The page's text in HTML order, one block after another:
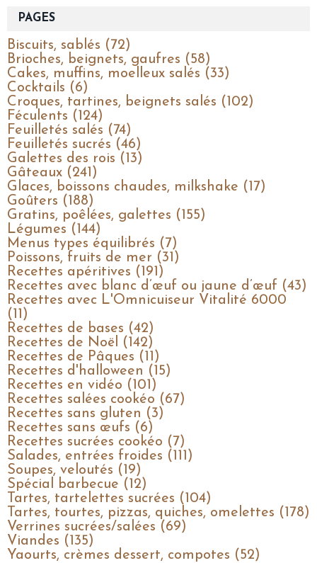
PAGES
Biscuits, sablés (72)
Brioches, beignets, gaufres (58)
Cakes, muffins, moelleux salés (33)
Cocktails (6)
Croques, tartines, beignets salés (102)
Féculents (124)
Feuilletés salés (74)
Feuilletés sucrés (46)
Galettes des rois (13)
Gâteaux (241)
Glaces, boissons chaudes, milkshake (17)
Goûters (188)
Gratins, poêlées, galettes (155)
Légumes (144)
Menus types équilibrés (7)
Poissons, fruits de mer (31)
Recettes apéritives (191)
Recettes avec blanc d’œuf ou jaune d’œuf (43)
Recettes avec L'Omnicuiseur Vitalité 6000
(11)
Recettes de bases (42)
Recettes de Noël (142)
Recettes de Pâques (11)
Recettes d'halloween (15)
Recettes en vidéo (101)
Recettes salées cookéo (67)
Recettes sans gluten (3)
Recettes sans œufs (6)
Recettes sucrées cookéo (7)
Salades, entrées froides (111)
Soupes, veloutés (19)
Spécial barbecue (12)
Tartes, tartelettes sucrées (104)
Tartes, tourtes, pizzas, quiches, omelettes (178)
Verrines sucrées/salées (69)
Viandes (135)
Yaourts, crèmes dessert, compotes (52)